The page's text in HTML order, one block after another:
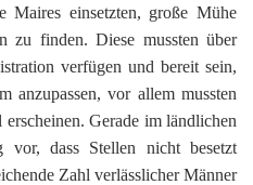
Maires einsetzten, große Mühe
zu finden. Diese mussten über
verfügen und bereit sein,
anzupassen, vor allem mussten
Gerade im ländlichen
vor, dass Stellen nicht besetzt
Zahl verlässlicher Männer